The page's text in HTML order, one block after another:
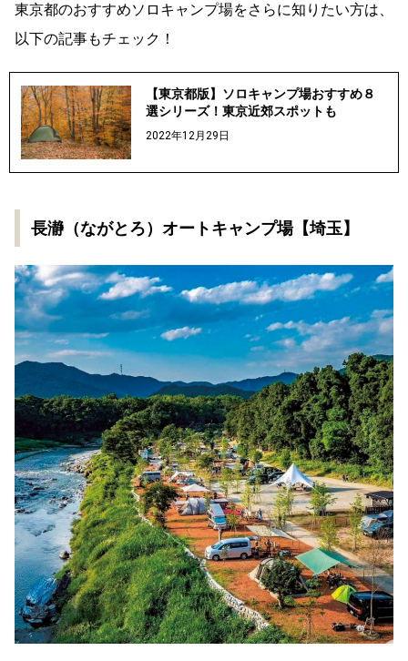
東京都のおすすめソロキャンプ場をさらに知りたい方は、
以下の記事もチェック！
【東京都版】ソロキャンプ場おすすめ８
選シリーズ！東京近郊スポットも
2022年12月29日
長瀞（ながとろ）オートキャンプ場【埼玉】